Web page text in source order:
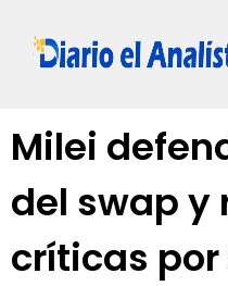
Milei
del swap y
críticas por